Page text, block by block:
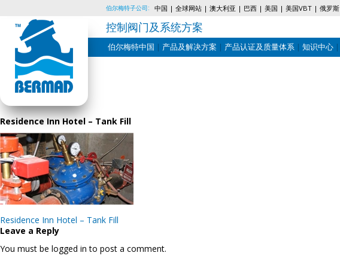
Skip
content
伯尔梅特子公司: 中国 全球网站 澳大利亚 巴西 美国 美国VBT 俄罗斯
控制阀门及系统方案
伯尔梅特中国 产品及解决方案 产品认证及质量体系 知识中心
Residence Inn Hotel – Tank Fill
Post
navigation
Residence Inn Hotel – Tank Fill
Leave a Reply
You must be logged in to post a comment.